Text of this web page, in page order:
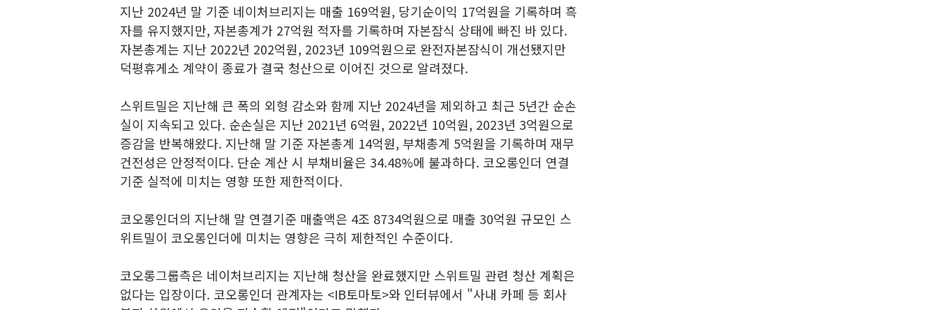
지난 2024년 말 기준 네이처브리지는 매출 169억원, 당기순이익 17억원을 기록하며 흑
자를 유지했지만, 자본총계가 27억원 적자를 기록하며 자본잠식 상태에 빠진 바 있다.
자본총계는 지난 2022년 202억원, 2023년 109억원으로 완전자본잠식이 개선됐지만
덕평휴게소 계약이 종료가 결국 청산으로 이어진 것으로 알려졌다.
스위트밀은 지난해 큰 폭의 외형 감소와 함께 지난 2024년을 제외하고 최근 5년간 순손
실이 지속되고 있다. 순손실은 지난 2021년 6억원, 2022년 10억원, 2023년 3억원으로
증감을 반복해왔다. 지난해 말 기준 자본총계 14억원, 부채총계 5억원을 기록하며 재무
건전성은 안정적이다. 단순 계산 시 부채비율은 34.48%에 불과하다. 코오롱인더 연결
기준 실적에 미치는 영향 또한 제한적이다.
코오롱인더의 지난해 말 연결기준 매출액은 4조 8734억원으로 매출 30억원 규모인 스
위트밀이 코오롱인더에 미치는 영향은 극히 제한적인 수준이다.
코오롱그룹측은 네이처브리지는 지난해 청산을 완료했지만 스위트밀 관련 청산 계획은
없다는 입장이다. 코오롱인더 관계자는 <IB토마토>와 인터뷰에서 "사내 카페 등 회사